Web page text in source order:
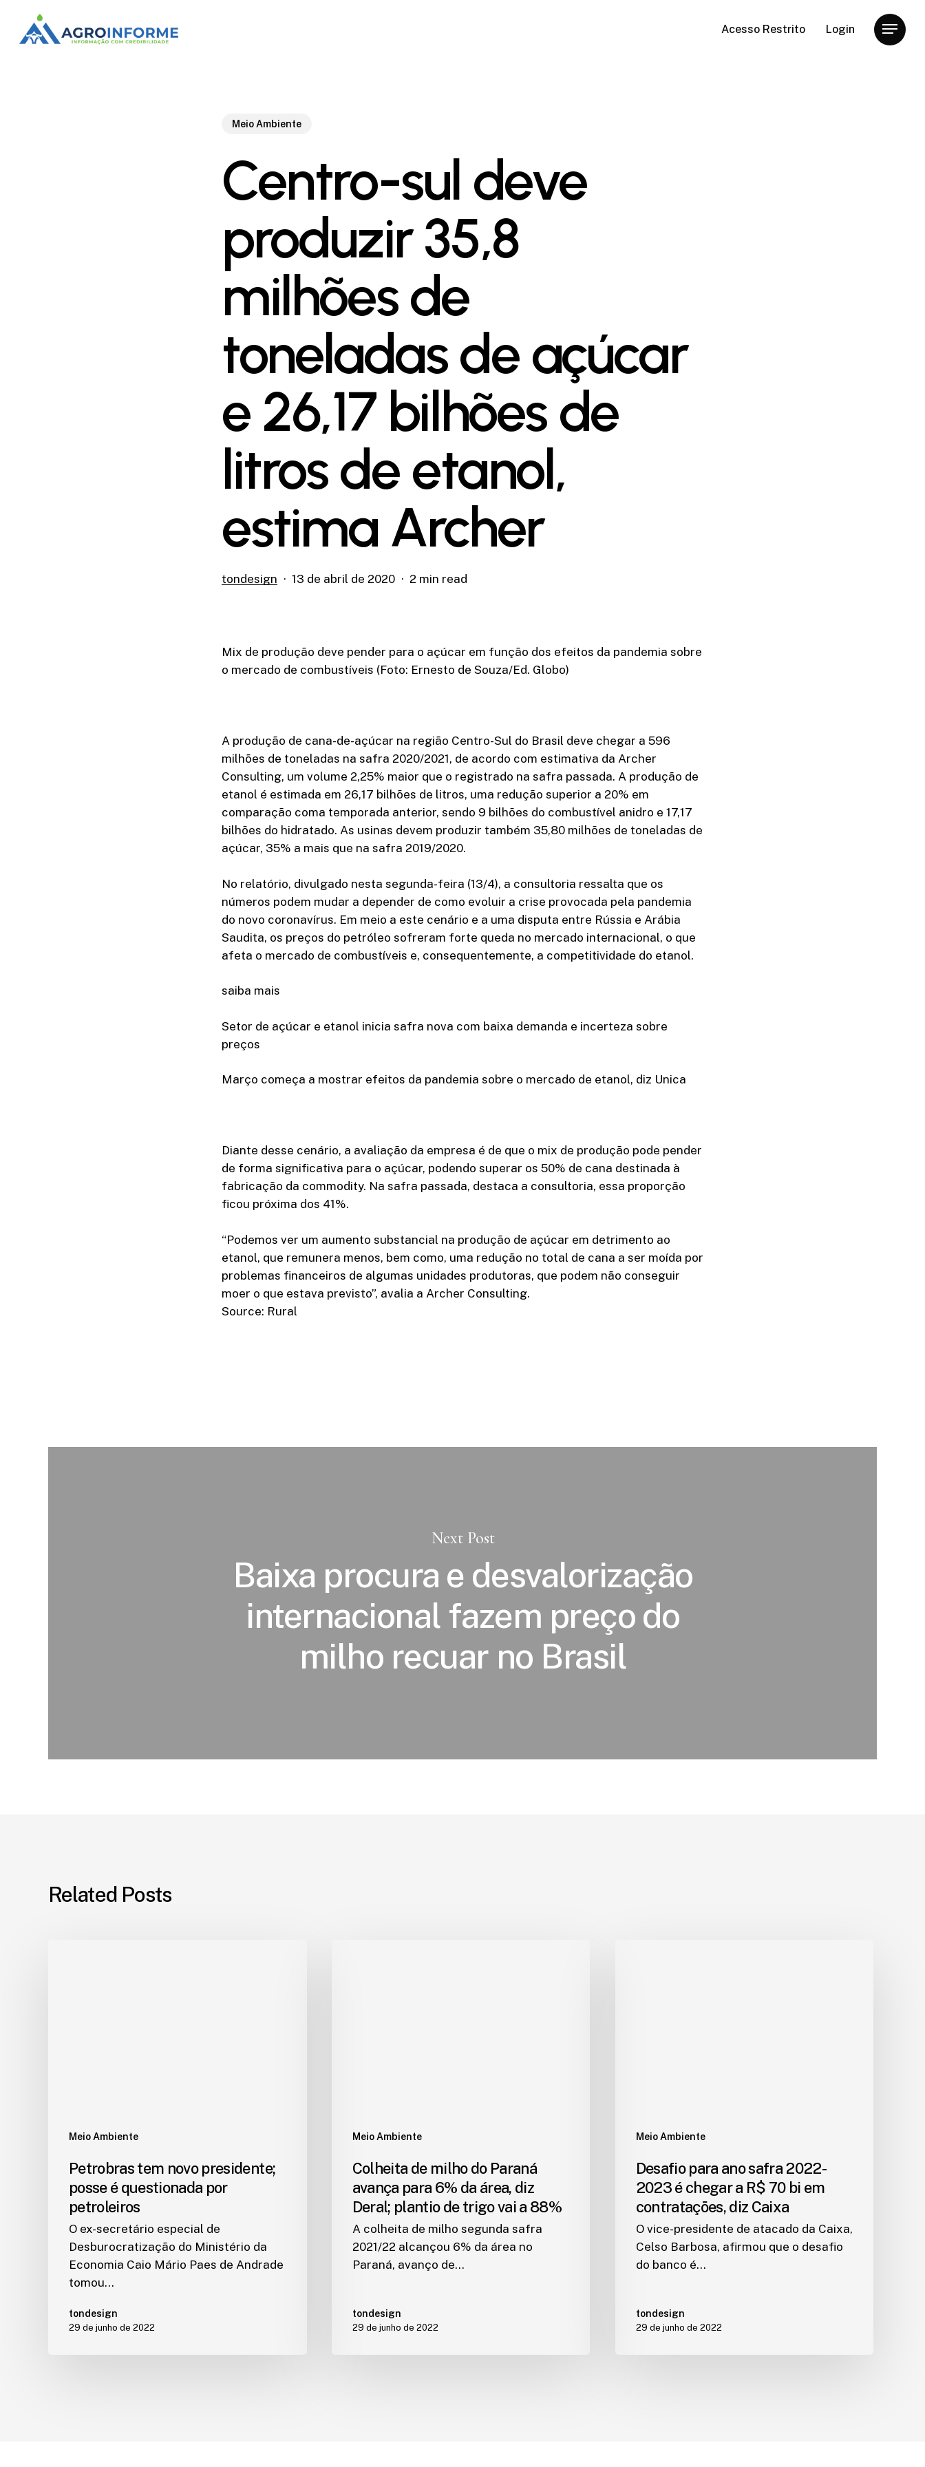
main
Acesso Restrito Login Menu
Meio Ambiente
Centro-sul deve
produzir 35,8
milhões de
toneladas de açúcar
e 26,17 bilhões de
litros de etanol,
estima Archer
tondesign 13 de abril de 2020 2 min read
Mix de produção deve pender para o açúcar em função dos efeitos da pandemia sobre
o mercado de combustíveis (Foto: Ernesto de Souza/Ed. Globo)
A produção de cana-de-açúcar na região Centro-Sul do Brasil deve chegar a 596
milhões de toneladas na safra 2020/2021, de acordo com estimativa da Archer
Consulting, um volume 2,25% maior que o registrado na safra passada. A produção de
etanol é estimada em 26,17 bilhões de litros, uma redução superior a 20% em
comparação coma temporada anterior, sendo 9 bilhões do combustível anidro e 17,17
bilhões do hidratado. As usinas devem produzir também 35,80 milhões de toneladas de
açúcar, 35% a mais que na safra 2019/2020.
No relatório, divulgado nesta segunda-feira (13/4), a consultoria ressalta que os
números podem mudar a depender de como evoluir a crise provocada pela pandemia
do novo coronavírus. Em meio a este cenário e a uma disputa entre Rússia e Arábia
Saudita, os preços do petróleo sofreram forte queda no mercado internacional, o que
afeta o mercado de combustíveis e, consequentemente, a competitividade do etanol.
saiba mais
Setor de açúcar e etanol inicia safra nova com baixa demanda e incerteza sobre
preços
Março começa a mostrar efeitos da pandemia sobre o mercado de etanol, diz Unica
Diante desse cenário, a avaliação da empresa é de que o mix de produção pode pender
de forma significativa para o açúcar, podendo superar os 50% de cana destinada à
fabricação da commodity. Na safra passada, destaca a consultoria, essa proporção
ficou próxima dos 41%.
“Podemos ver um aumento substancial na produção de açúcar em detrimento ao
etanol, que remunera menos, bem como, uma redução no total de cana a ser moída por
problemas financeiros de algumas unidades produtoras, que podem não conseguir
moer o que estava previsto”, avalia a Archer Consulting.
Source: Rural
Next Post
Baixa procura e desvalorização
internacional fazem preço do
milho recuar no Brasil
Related Posts
Meio Ambiente
Petrobras tem novo presidente;
posse é questionada por
petroleiros
O ex-secretário especial de
Desburocratização do Ministério da
Economia Caio Mário Paes de Andrade
tomou…
tondesign
29 de junho de 2022
Meio Ambiente
Colheita de milho do Paraná
avança para 6% da área, diz
Deral; plantio de trigo vai a 88%
A colheita de milho segunda safra
2021/22 alcançou 6% da área no
Paraná, avanço de…
tondesign
29 de junho de 2022
Meio Ambiente
Desafio para ano safra 2022-
2023 é chegar a R$ 70 bi em
contratações, diz Caixa
O vice-presidente de atacado da Caixa,
Celso Barbosa, afirmou que o desafio
do banco é…
tondesign
29 de junho de 2022